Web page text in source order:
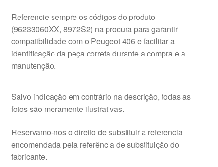
Referencie sempre os códigos do produto
(96233060XX, 8972S2) na procura para garantir
compatibilidade com o Peugeot 406 e facilitar a
identificação da peça correta durante a compra e a
manutenção.
Salvo indicação em contrário na descrição, todas as
fotos são meramente ilustrativas.
Reservamo-nos o direito de substituir a referência
encomendada pela referência de substituição do
fabricante.